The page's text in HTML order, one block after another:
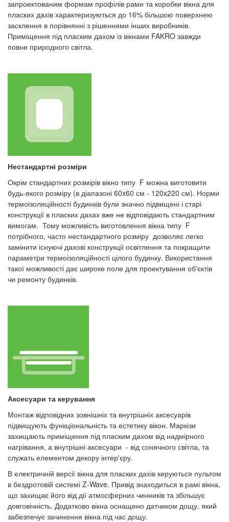
запроектованим формам профілів рами та коробки вікна для
пласких дахів характеризуються до 16% більшою поверхнею
засклення в порівнянні з рішеннями інших виробників.
Приміщення під пласким дахом із вікнами FAKRO завжди
повне природного світла.
Нестандартні розміри
Окрім стандартних розмірів вікно типу F можна виготовити
будь-якого розміру (в діапазоні 60x60 см - 120x220 см). Норми
термоізоляційності будинків були значно підвищені і старі
конструкції в пласких дахах вже не відповідають стандартним
вимогам. Тому можливість виготовлення вікна типу F
потрібного, часто нестандартного розміру дозволяє легко
замінити існуючі дахові конструкції освітлення та покращити
параметри термоізоляційності цілого будинку. Використання
такої можливості дає широке поле для проектування об'єктів
чи ремонту будинків.
Аксесуари та керування
Монтаж відповідних зовнішніх та внутрішніх аксесуарів
підвищують функціональність та естетику вікон. Маркізи
захищають приміщення під пласким дахом від надмірного
нагрівання, а внутрішні аксесуари - від сонячного світла, та
служать елементом декору інтер'єру.
В електричній версії вікна для пласких дахів керуються пультом
в бездротовій системі Z-Wave. Привід знаходиться в рамі вікна,
що захищає його від дії атмосферних чинників та збільшує
довговічність. Додатково вікна оснащено датчиком дощу, який
забезпечує зачинення вікна під час дощу.